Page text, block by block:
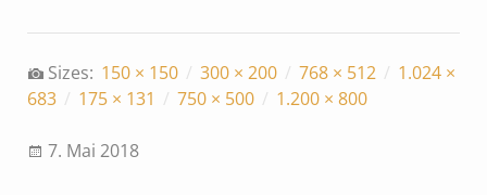
Sizes: 150 × 150 / 300 × 200 / 768 × 512 / 1.024 ×
683 / 175 × 131 / 750 × 500 / 1.200 × 800
7. Mai 2018